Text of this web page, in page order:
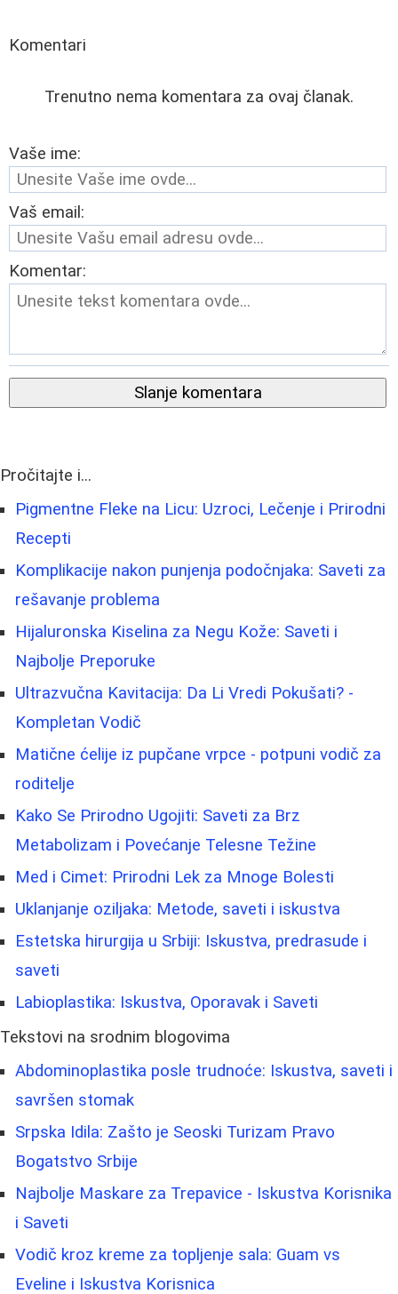
Komentari
Trenutno nema komentara za ovaj članak.
Vaše ime:
Vaš email:
Komentar:
Slanje komentara
Pročitajte i...
Pigmentne Fleke na Licu: Uzroci, Lečenje i Prirodni
Recepti
Komplikacije nakon punjenja podočnjaka: Saveti za
rešavanje problema
Hijaluronska Kiselina za Negu Kože: Saveti i
Najbolje Preporuke
Ultrazvučna Kavitacija: Da Li Vredi Pokušati? -
Kompletan Vodič
Matične ćelije iz pupčane vrpce - potpuni vodič za
roditelje
Kako Se Prirodno Ugojiti: Saveti za Brz
Metabolizam i Povećanje Telesne Težine
Med i Cimet: Prirodni Lek za Mnoge Bolesti
Uklanjanje oziljaka: Metode, saveti i iskustva
Estetska hirurgija u Srbiji: Iskustva, predrasude i
saveti
Labioplastika: Iskustva, Oporavak i Saveti
Tekstovi na srodnim blogovima
Abdominoplastika posle trudnoće: Iskustva, saveti i
savršen stomak
Srpska Idila: Zašto je Seoski Turizam Pravo
Bogatstvo Srbije
Najbolje Maskare za Trepavice - Iskustva Korisnika
i Saveti
Vodič kroz kreme za topljenje sala: Guam vs
Eveline i Iskustva Korisnica